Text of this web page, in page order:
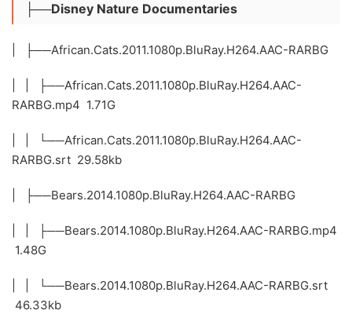
├──Disney Nature Documentaries
| ├──African.Cats.2011.1080p.BluRay.H264.AAC-RARBG
| | ├──African.Cats.2011.1080p.BluRay.H264.AAC-
RARBG.mp4 1.71G
| | └──African.Cats.2011.1080p.BluRay.H264.AAC-
RARBG.srt 29.58kb
| ├──Bears.2014.1080p.BluRay.H264.AAC-RARBG
| | ├──Bears.2014.1080p.BluRay.H264.AAC-RARBG.mp4
1.48G
| | └──Bears.2014.1080p.BluRay.H264.AAC-RARBG.srt
46.33kb